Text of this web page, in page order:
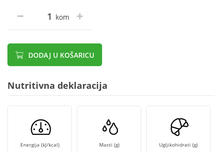
kom
DODAJ U KOŠARICU
Nutritivna deklaracija
Energija (kJ/kcal) Masti (g) Ugljikohidrati (g)